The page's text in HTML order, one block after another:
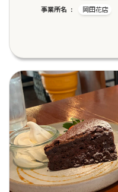
事業所名
岡田花店